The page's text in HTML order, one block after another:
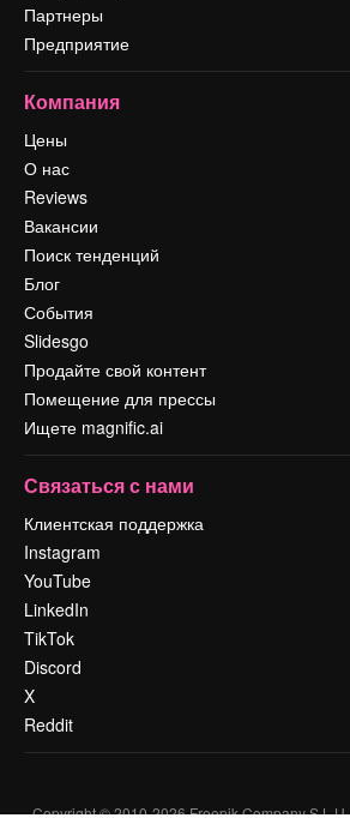
Партнеры
Предприятие
Компания
Цены
О нас
Reviews
Вакансии
Поиск тенденций
Блог
События
Slidesgo
Продайте свой контент
Помещение для прессы
Ищете magnific.ai
Связаться с нами
Клиентская поддержка
Instagram
YouTube
LinkedIn
TikTok
Discord
X
Reddit
Copyright © 2010-2026Freepik Company S.L.U.